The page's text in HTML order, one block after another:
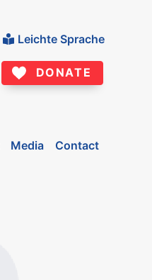
Leichte Sprache
DONATE
Media Contact